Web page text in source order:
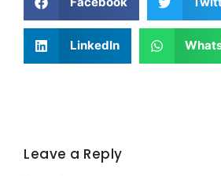
LinkedIn
Leave a Reply